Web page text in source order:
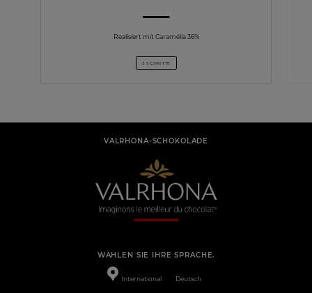
Realisiert mit Caramélia 36%
3 SCHRITTE
VALRHONA-SCHOKOLADE
WÄHLEN SIE IHRE SPRACHE.
International Deutsch